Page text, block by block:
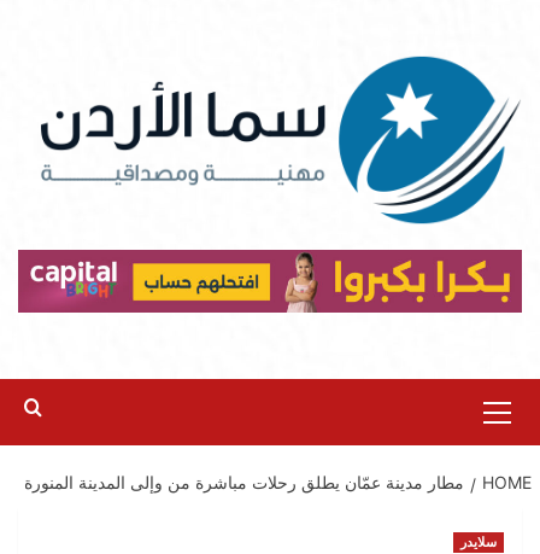
content
Menu
HOME مطار مدينة عمّان يطلق رحلات مباشرة من وإلى المدينة المنورة
سلايدر